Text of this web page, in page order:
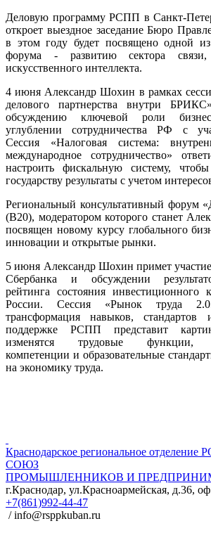
Деловую программу РСПП в Санкт-
откроет выездное заседание Бюро
в этом году будет посвящено одной
форума - развитию сектора
искусственного интеллекта.
4 июня Александр Шохин в рамках
делового партнерства внутри
обсуждению ключевой роли
углублении сотрудничества РФ с
Сессия «Налоговая система:
международное сотрудничество»
настроить фискальную систему,
государству результаты с учетом
Региональный консультативный форум
(B20), модератором которого станет
посвящен новому курсу глобального
инновации и открытые рынки.
5 июня Александр Шохин примет
Сбербанка и обсуждении
рейтинга состояния инвестиционного
России. Сессия «Рынок труда
трансформация навыков,
поддержке РСПП представит
изменятся трудовые функции,
компетенции и образовательные
на экономику труда.
Краснодарское региональное отделение
СОЮЗ
ПРОМЫШЛЕННИКОВ И
г.Краснодар, ул.Красноармейская, д.36,
+7(861)992-44-47
/ info@rsppkuban.ru